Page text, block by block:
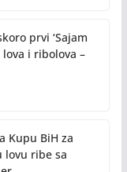
prvi ‘Sajam
i ribolova –
Kupu BiH za
lovu ribe sa